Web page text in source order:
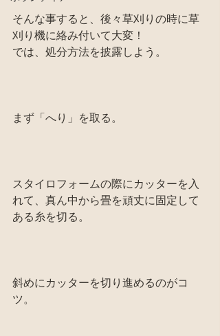
そんな事すると、後々草刈りの時に草
刈り機に絡み付いて大変！
では、処分方法を披露しよう。
まず「へり」を取る。
スタイロフォームの際にカッターを入
れて、真ん中から畳を頑丈に固定して
ある糸を切る。
斜めにカッターを切り進めるのがコ
ツ。